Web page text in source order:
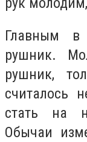
Главным в
рушник.
рушник,
считалось
стать на
Обычаи